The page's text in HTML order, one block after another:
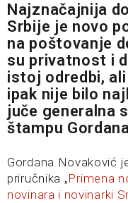
Najznačajnija
Srbije je novo
na poštovanje
su privatnost i
istoj odredbi,
ipak nije bilo
juče generalna
štampu
Gordana Novaković
priručnika „Primena
novinara i novinarki